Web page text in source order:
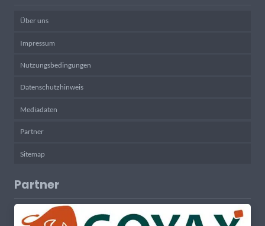
Über uns
Impressum
Nutzungsbedingungen
Datenschutzhinweis
Mediadaten
Partner
Sitemap
Partner